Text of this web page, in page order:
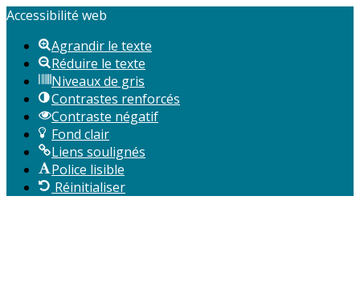
Accessibilité web
Agrandir le texte
Réduire le texte
Niveaux de gris
Contrastes renforcés
Contraste négatif
Fond clair
Liens soulignés
Police lisible
Réinitialiser